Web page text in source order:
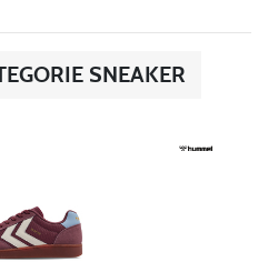
SNEAKER